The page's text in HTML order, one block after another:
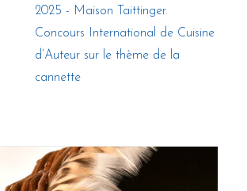
2025 - Maison Taittinger.
Concours International de Cuisine
d’Auteur sur le thème de la
cannette